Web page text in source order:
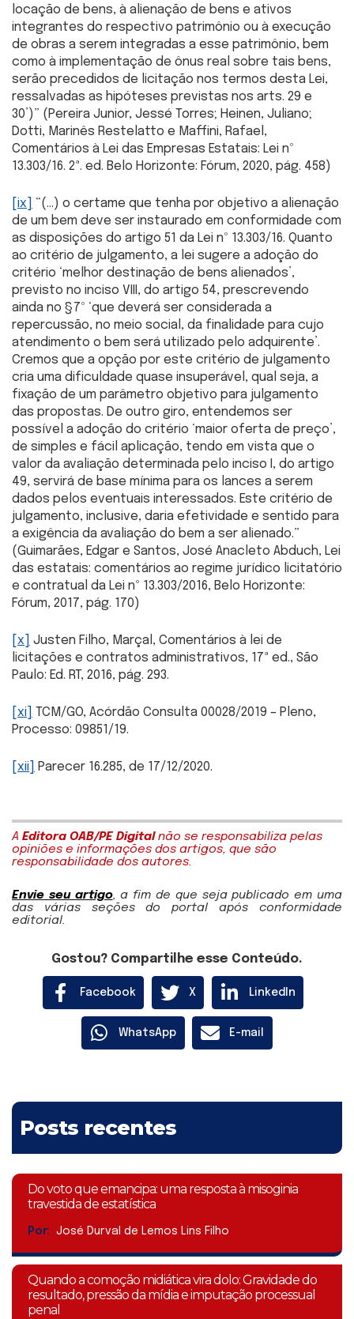
locação de bens, à alienação de bens e ativos
integrantes do respectivo patrimônio ou à execução
de obras a serem integradas a esse patrimônio, bem
como à implementação de ônus real sobre tais bens,
serão precedidos de licitação nos termos desta Lei,
ressalvadas as hipóteses previstas nos arts. 29 e
30’)” (Pereira Junior, Jessé Torres; Heinen, Juliano;
Dotti, Marinês Restelatto e Maffini, Rafael,
Comentários à Lei das Empresas Estatais: Lei nº
13.303/16. 2ª. ed. Belo Horizonte: Fórum, 2020, pág. 458)
[ix]
“(…) o certame que tenha por objetivo a alienação
de um bem deve ser instaurado em conformidade com
as disposições do artigo 51 da Lei nº 13.303/16. Quanto
ao critério de julgamento, a lei sugere a adoção do
critério ‘melhor destinação de bens alienados’,
previsto no inciso VIII, do artigo 54, prescrevendo
ainda no §7º ‘que deverá ser considerada a
repercussão, no meio social, da finalidade para cujo
atendimento o bem será utilizado pelo adquirente’.
Cremos que a opção por este critério de julgamento
cria uma dificuldade quase insuperável, qual seja, a
fixação de um parâmetro objetivo para julgamento
das propostas. De outro giro, entendemos ser
possível a adoção do critério ‘maior oferta de preço’,
de simples e fácil aplicação, tendo em vista que o
valor da avaliação determinada pelo inciso I, do artigo
49, servirá de base mínima para os lances a serem
dados pelos eventuais interessados. Este critério de
julgamento, inclusive, daria efetividade e sentido para
a exigência da avaliação do bem a ser alienado.”
(Guimarães, Edgar e Santos, José Anacleto Abduch, Lei
das estatais: comentários ao regime jurídico licitatório
e contratual da Lei nº 13.303/2016, Belo Horizonte:
Fórum, 2017, pág. 170)
[x]
Justen Filho, Marçal, Comentários à lei de
licitações e contratos administrativos, 17ª ed., São
Paulo: Ed. RT, 2016, pág. 293.
[xi]
TCM/GO, Acórdão Consulta 00028/2019 – Pleno,
Processo: 09851/19.
[xii] Parecer 16.285, de 17/12/2020.
A Editora OAB/PE Digitalnão se responsabiliza pelas
opiniões e informações dos artigos, que são
responsabilidade dos autores.
Envie seu artigo, a fim de que seja publicado em uma
das várias seções do portal após conformidade
editorial.
Gostou? Compartilhe esse Conteúdo.
Facebook X LinkedIn
WhatsApp E-mail
Posts recentes
Do voto que emancipa: uma resposta à misoginia
travestida de estatística
Por: José Durval de Lemos Lins Filho
Quando a comoção midiática vira dolo: Gravidade do
resultado, pressão da mídia e imputação processual
penal